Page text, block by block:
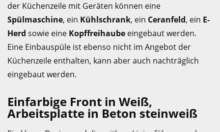
der Küchenzeile mit Geräten können eine
Spülmaschine, ein Kühlschrank, ein Ceranfeld, ein E-
Herd sowie eine Kopffreihaube eingebaut werden.
Eine Einbauspüle ist ebenso nicht im Angebot der
Küchenzeile enthalten, kann aber auch nachträglich
eingebaut werden.
Einfarbige Front in Weiß,
Arbeitsplatte in Beton steinweiß